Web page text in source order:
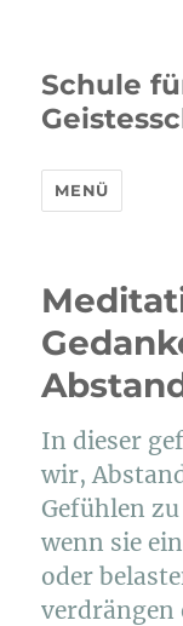
Schule
MENÜ
In dieser
wir,
Gefühlen
wenn sie
oder
verdrängen